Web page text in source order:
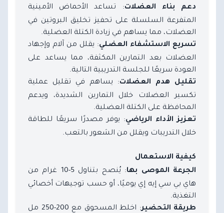
دعم بناء العضلات: تساعد الأحماض الأمينية
المتفرعة السلسلة على تحفيز تخليق البروتين في
العضلات، مما يساهم في زيادة الكتلة العضلية.
تسريع الاستشفاء العضلي: يقلل من آلام وإجهاد
العضلات بعد التمارين المكثفة، مما يساعد على
العودة سريعًا للجلسة التدريبية التالية.
تقليل هدم العضلات: يساهم في تقليل عملية
تكسير العضلات خلال التمارين الشديدة، ويدعم
المحافظة على الكتلة العضلية.
تعزيز الأداء الرياضي: يوفر مصدرًا سريعًا للطاقة
خلال التدريبات ويقلل من الشعور بالتعب.
كيفية الاستعمال
الجرعة الموصى بها
: يُنصح بتناول 5-10 غرام من
هاي بي سي إيه إي يوميًا، أو حسب توجيهات أخصائي
التغذية.
طريقة التحضير
: اخلط المسحوق مع 200-250 مل